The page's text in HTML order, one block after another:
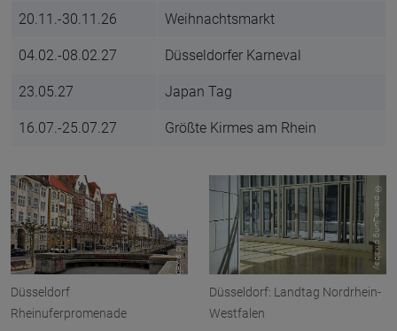
20.11.-30.11.26 Weihnachtsmarkt
04.02.-08.02.27 Düsseldorfer Karneval
23.05.27 Japan Tag
16.07.-25.07.27 Größte Kirmes am Rhein
Düsseldorf
Rheinuferpromenade
© Robertino Wild pixabay
Düsseldorf: Landtag Nordrhein-
Westfalen
© pierre_jung pixabay